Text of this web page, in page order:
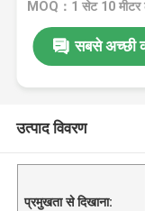
MOQ：1 सेट 10 मीटर
सबसे अच्छी
उत्पाद विवरण
प्रमुखता से दिखाना: